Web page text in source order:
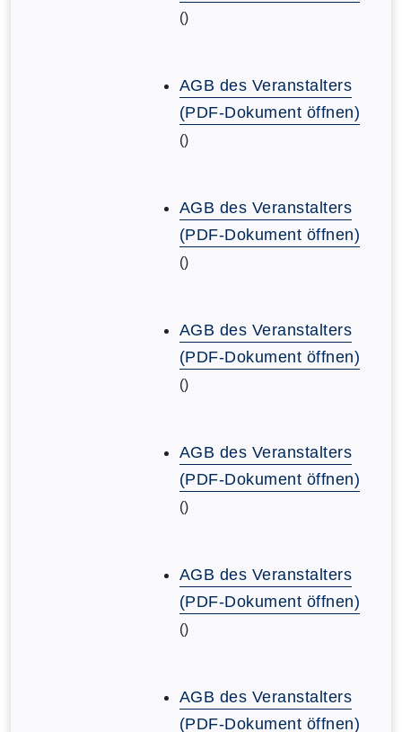
()
AGB des Veranstalters
(PDF-Dokument öffnen)
()
AGB des Veranstalters
(PDF-Dokument öffnen)
()
AGB des Veranstalters
(PDF-Dokument öffnen)
()
AGB des Veranstalters
(PDF-Dokument öffnen)
()
AGB des Veranstalters
(PDF-Dokument öffnen)
()
AGB des Veranstalters
(PDF-Dokument öffnen)